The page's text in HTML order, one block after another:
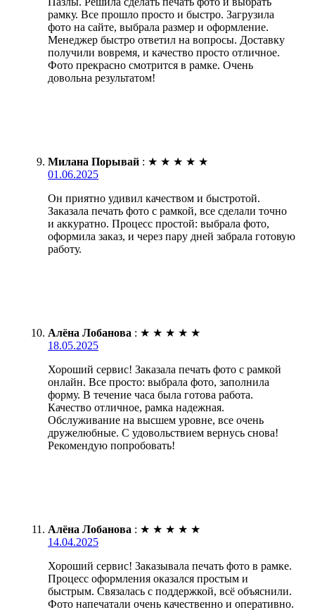
рамку. Все прошло просто и быстро. Загрузила
фото на сайте, выбрала размер и оформление.
Менеджер быстро ответил на вопросы. Доставку
получили вовремя, и качество просто отличное.
Фото прекрасно смотрится в рамке. Очень
довольна результатом!
Милана Порывай : ★ ★ ★ ★ ★
01.06.2025
Он приятно удивил качеством и быстротой.
Заказала печать фото с рамкой, все сделали точно
и аккуратно. Процесс простой: выбрала фото,
оформила заказ, и через пару дней забрала готовую
работу.
Алёна Лобанова : ★ ★ ★ ★ ★
18.05.2025
Хороший сервис! Заказала печать фото с рамкой
онлайн. Все просто: выбрала фото, заполнила
форму. В течение часа была готова работа.
Качество отличное, рамка надежная.
Обслуживание на высшем уровне, все очень
дружелюбные. С удовольствием вернусь снова!
Рекомендую попробовать!
Алёна Лобанова : ★ ★ ★ ★ ★
14.04.2025
Хороший сервис! Заказывала печать фото в рамке.
Процесс оформления оказался простым и
быстрым. Связалась с поддержкой, всё объяснили.
Фото напечатали очень качественно и оперативно.